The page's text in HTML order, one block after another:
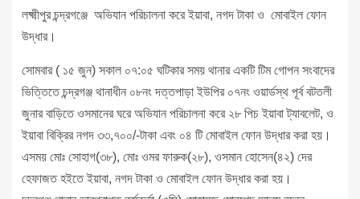
লক্ষ্মীপুর চন্দ্রগঞ্জে অভিযান পরিচালনা করে ইয়াবা, নগদ টাকা ও মোবাইল ফোন
উদ্ধার।
সোমবার ( ১৫ জুন) সকাল ০৭:০৫ ঘটিকার সময় থানার একটি টিম গোপন সংবাদের
ভিত্তিতে চন্দ্রগঞ্জ থানাধীন ০৮নং দত্তপাড়া ইউপির ০৭নং ওয়ার্ডস্থ পূর্ব বটতলী
জুনার বাড়িতে ওসমানের ঘরে অভিযান পরিচালনা করে ২৮ পিচ ইয়াবা ট্যাবলেট, ও
ইয়াবা বিক্রির নগদ ৩৩,৭০০/-টাকা এবং ০৪ টি মোবাইল ফোন উদ্ধার করা হয়।
এসময় মোঃ সোহাগ(৩৮), মোঃ ওমর ফারুক(২৮), ওসমান হোসেন(৪২) দের
হেফাজত হইতে ইয়াবা, নগদ টাকা ও মোবাইল ফোন উদ্ধার করা হয়।